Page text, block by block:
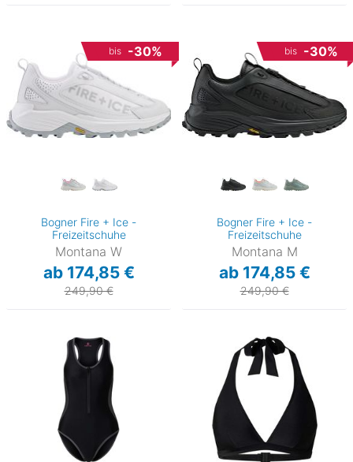
bis -30%
Bogner Fire + Ice -
Freizeitschuhe
Montana W
ab 174,85 €
249,90 €
bis -30%
Bogner Fire + Ice -
Freizeitschuhe
Montana M
ab 174,85 €
249,90 €